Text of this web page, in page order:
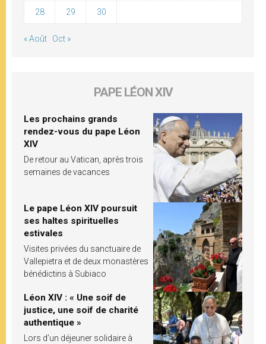
28 29 30
« Août Oct »
PAPE LÉON XIV
Les prochains grands
rendez-vous du pape Léon
XIV
De retour au Vatican, après trois
semaines de vacances
Le pape Léon XIV poursuit
ses haltes spirituelles
estivales
Visites privées du sanctuaire de
Vallepietra et de deux monastères
bénédictins à Subiaco
Léon XIV : « Une soif de
justice, une soif de charité
authentique »
Lors d’un déjeuner solidaire à